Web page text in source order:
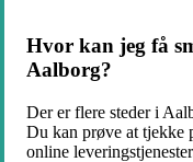
Hvor kan jeg få
Aalborg?
Der er flere steder i
Du kan prøve at tjekke
online